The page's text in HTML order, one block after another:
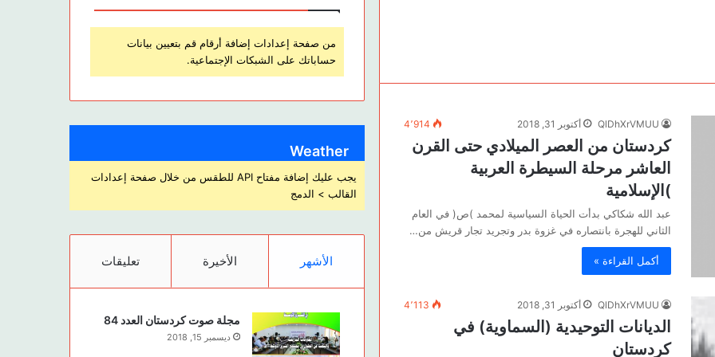
QlDhXrVMUU أكتوبر 31, 2018 4٬914
كردستان من العصر الميلادي حتى القرن
العاشر مرحلة السيطرة العربية
)الإسلامية
عبد الله شكاكي بدأت الحياة السياسية لمحمد )ص( في العام
الثاني للهجرة بانتصاره في غزوة بدر وتجريد تجار قريش من…
أكمل القراءة »
QlDhXrVMUU أكتوبر 31, 2018 4٬113
الديانات التوحيدية (السماوية) في
كردستان
من صفحة إعدادات إضافة أرقام قم بتعيين بيانات
حساباتك على الشبكات الإجتماعية.
Weather
يجب عليك إضافة مفتاح API للطقس من خلال صفحة إعدادات
القالب > الدمج
الأشهر الأخيرة تعليقات
مجلة صوت كردستان العدد 84
ديسمبر 15, 2018